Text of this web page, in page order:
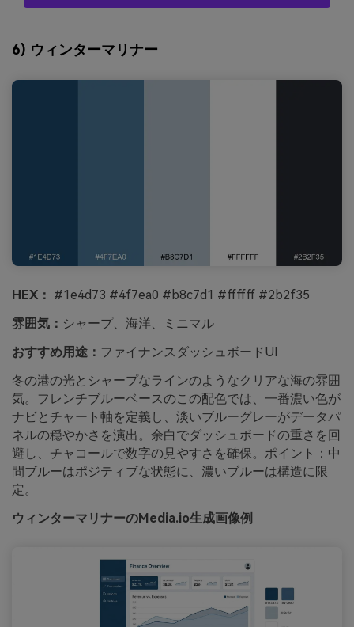
6) ウィンターマリナー
HEX： #1e4d73 #4f7ea0 #b8c7d1 #ffffff #2b2f35
雰囲気： シャープ、海洋、ミニマル
おすすめ用途： ファイナンスダッシュボードUI
冬の港の光とシャープなラインのようなクリアな海の雰囲
気。フレンチブルーベースのこの配色では、一番濃い色が
ナビとチャート軸を定義し、淡いブルーグレーがデータパ
ネルの穏やかさを演出。余白でダッシュボードの重さを回
避し、チャコールで数字の見やすさを確保。ポイント：中
間ブルーはポジティブな状態に、濃いブルーは構造に限
定。
ウィンターマリナーのMedia.io生成画像例